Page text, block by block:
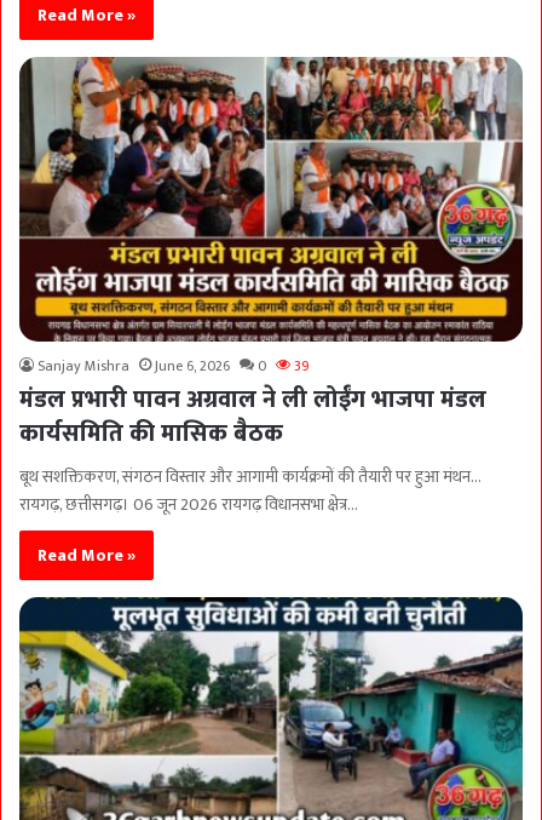
Read More »
Sanjay Mishra June 6, 2026 0 39
मंडल प्रभारी पावन अग्रवाल ने ली लोईंग भाजपा मंडल
कार्यसमिति की मासिक बैठक
बूथ सशक्तिकरण, संगठन विस्तार और आगामी कार्यक्रमों की तैयारी पर हुआ मंथन…
रायगढ़, छत्तीसगढ़। 06 जून 2026 रायगढ़ विधानसभा क्षेत्र…
Read More »